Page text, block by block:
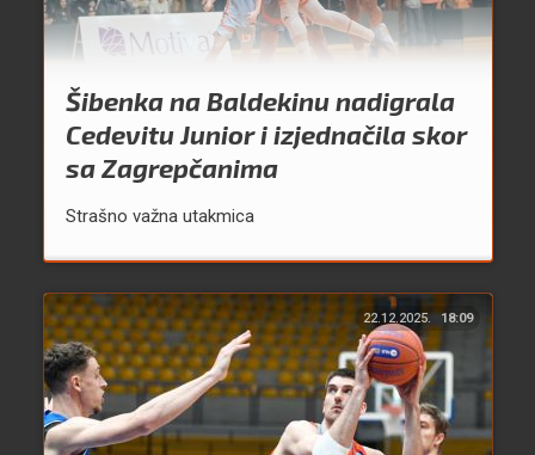
Šibenka na Baldekinu nadigrala
Cedevitu Junior i izjednačila skor
sa Zagrepčanima
Strašno važna utakmica
22.12.2025. 18:09